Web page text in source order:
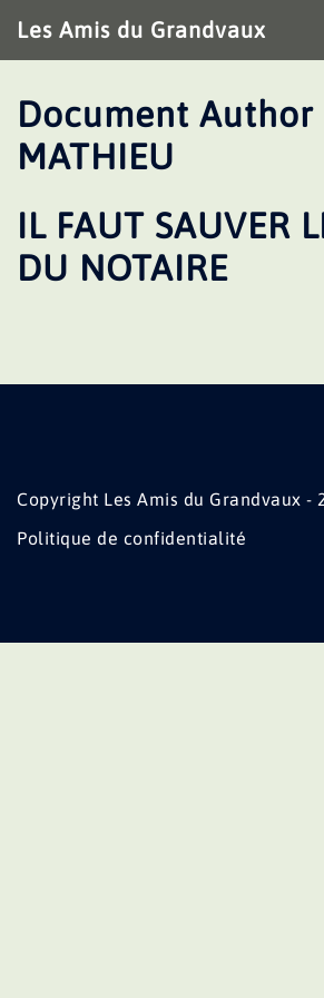
au
contenu
Les Amis du Grandvaux
Document Author
MATHIEU
IL FAUT SAUVER
DU NOTAIRE
Copyright Les Amis du Grandvaux -
Politique de confidentialité